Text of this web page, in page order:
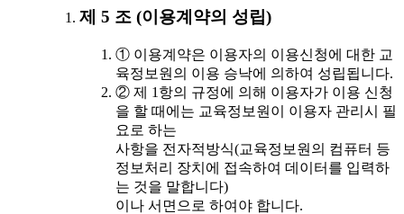
제 5 조 (이용계약의 성립)
① 이용계약은 이용자의 이용신청에 대한 교
육정보원의 이용 승낙에 의하여 성립됩니다.
② 제 1항의 규정에 의해 이용자가 이용 신청
을 할 때에는 교육정보원이 이용자 관리시 필
요로 하는
사항을 전자적방식(교육정보원의 컴퓨터 등
정보처리 장치에 접속하여 데이터를 입력하
는 것을 말합니다)
이나 서면으로 하여야 합니다.